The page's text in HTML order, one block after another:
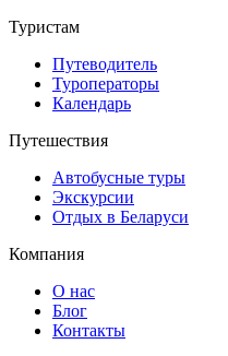
Туристам
Путеводитель
Туроператоры
Календарь
Путешествия
Автобусные туры
Экскурсии
Отдых в Беларуси
Компания
О нас
Блог
Контакты